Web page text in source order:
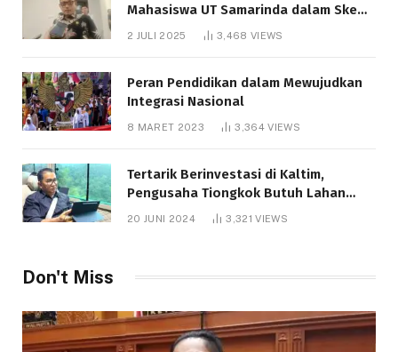
Mahasiswa UT Samarinda dalam Skema
Bantuan Pendidikan Gratispol
2 JULI 2025 3,468 VIEWS
Peran Pendidikan dalam Mewujudkan
Integrasi Nasional
8 MARET 2023 3,364VIEWS
Tertarik Berinvestasi di Kaltim,
Pengusaha Tiongkok Butuh Lahan
1.000 Hektare
20 JUNI 2024 3,321VIEWS
Don't Miss